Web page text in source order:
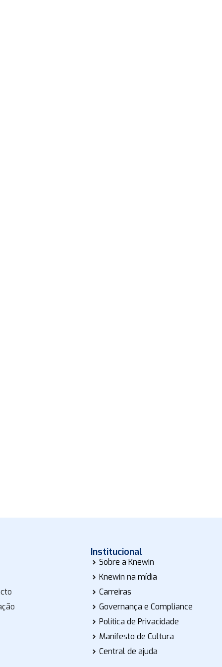
Institucional
Sobre a Knewin
Knewin na mídia
Carreiras
Governança e Compliance
Política de Privacidade
Manifesto de Cultura
Central de ajuda